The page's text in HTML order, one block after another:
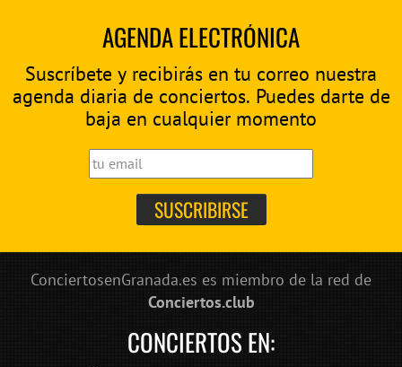
AGENDA ELECTRÓNICA
Suscríbete y recibirás en tu correo nuestra
agenda diaria de conciertos. Puedes darte de
baja en cualquier momento
ConciertosenGranada.es es miembro de la red de
Conciertos.club
CONCIERTOS EN: